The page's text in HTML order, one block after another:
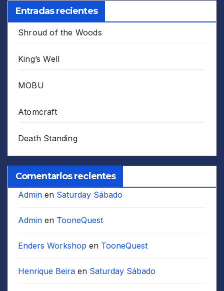
Entradas recientes
Shroud of the Woods
King’s Well
MOBU
Atomcraft
Death Standing
Comentarios recientes
Admin en Saturday Sábado
Admin en TooneQuest
Enders Workshop en TooneQuest
Henrique Beira en Saturday Sábado